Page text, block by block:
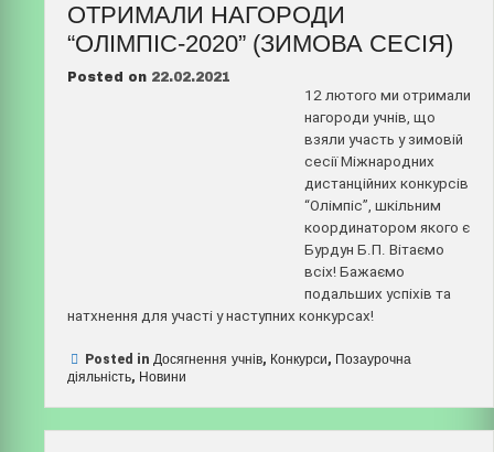
ОТРИМАЛИ НАГОРОДИ
“ОЛІМПІС-2020” (ЗИМОВА СЕСІЯ)
Posted on 22.02.2021
12 лютого ми отримали
нагороди учнів, що
взяли участь у зимовій
сесії Міжнародних
дистанційних конкурсів
“Олімпіс”, шкільним
координатором якого є
Бурдун Б.П. Вітаємо
всіх! Бажаємо
подальших успіхів та
натхнення для участі у наступних конкурсах!
Posted in Досягнення учнів, Конкурси, Позаурочна
діяльність, Новини